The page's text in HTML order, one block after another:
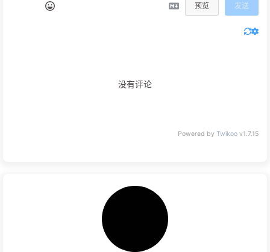
预览 发送
没有评论
Powered by Twikoo v1.7.15